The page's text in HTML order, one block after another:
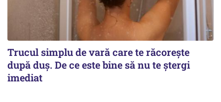
Trucul simplu de vară care te răcorește
după duș. De ce este bine să nu te ștergi
imediat